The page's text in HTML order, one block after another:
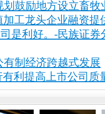
划鼓励地方设立畜牧
工龙头企业融资提
是利好。-民族证券
制经济跨越式发展
有利提高上市公司质